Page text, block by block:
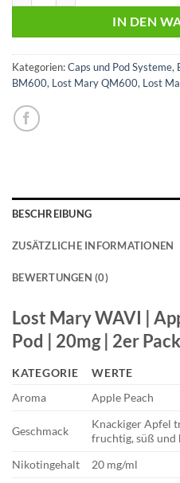
IN DEN
Kategorien:Caps und Pod Systeme,
BM600, Lost Mary QM600, Lost
BESCHREIBUNG
ZUSÄTZLICHE INFORMATIONEN
BEWERTUNGEN (0)
Lost Mary WAVI |
Pod | 20mg | 2er Pack
KATEGORIE
WERTE
Aroma
Apple Peach
Geschmack
Knackiger Apfel
fruchtig, süß und
Nikotingehalt
20 mg/ml